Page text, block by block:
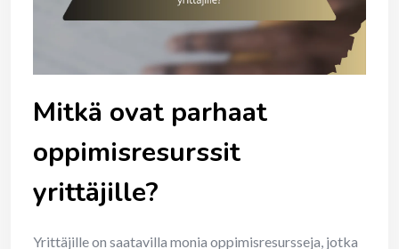
Mitkä ovat parhaat
oppimisresurssit
yrittäjille?
Yrittäjille on saatavilla monia oppimisresursseja, jotka